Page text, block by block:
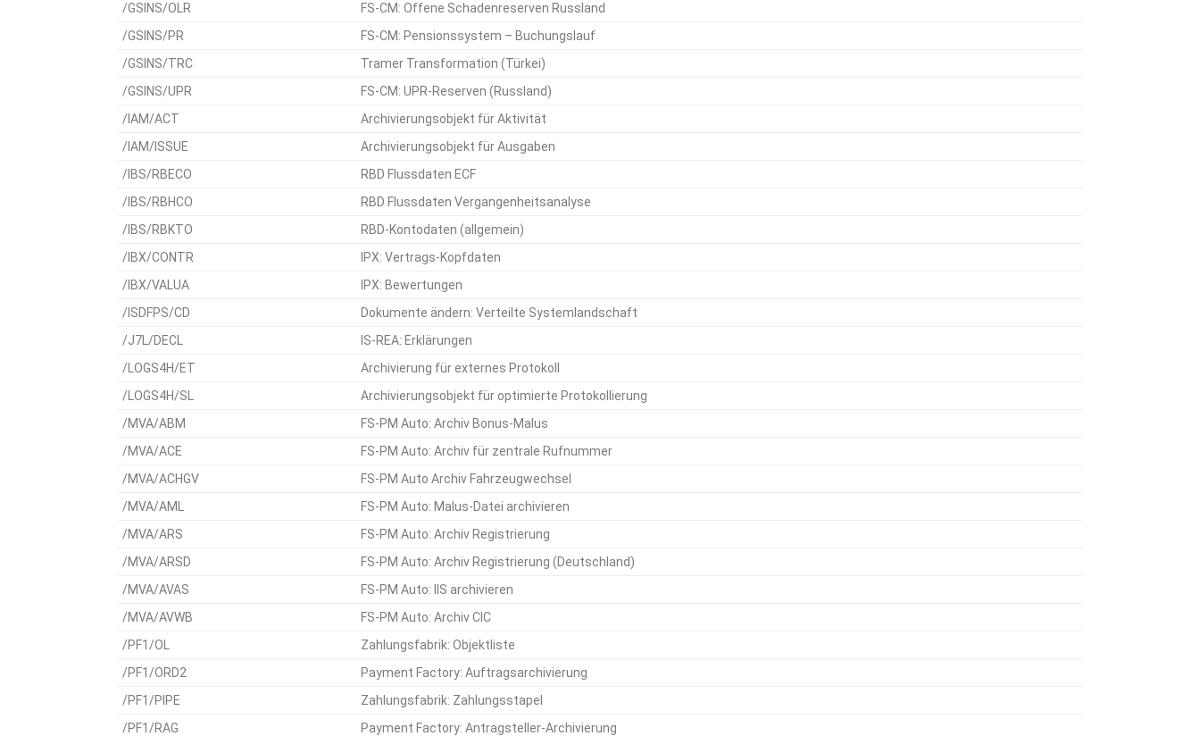
/GSINS/OLR
FS-CM: Offene Schadenreserven Russland
/GSINS/PR
FS-CM: Pensionssystem – Buchungslauf
/GSINS/TRC
Tramer Transformation (Türkei)
/GSINS/UPR
FS-CM: UPR-Reserven (Russland)
/IAM/ACT
Archivierungsobjekt für Aktivität
/IAM/ISSUE
Archivierungsobjekt für Ausgaben
/IBS/RBECO
RBD Flussdaten ECF
/IBS/RBHCO
RBD Flussdaten Vergangenheitsanalyse
/IBS/RBKTO
RBD-Kontodaten (allgemein)
/IBX/CONTR
IPX: Vertrags-Kopfdaten
/IBX/VALUA
IPX: Bewertungen
/ISDFPS/CD
Dokumente ändern: Verteilte Systemlandschaft
/J7L/DECL
IS-REA: Erklärungen
/LOGS4H/ET
Archivierung für externes Protokoll
/LOGS4H/SL
Archivierungsobjekt für optimierte Protokollierung
/MVA/ABM
FS-PM Auto: Archiv Bonus-Malus
/MVA/ACE
FS-PM Auto: Archiv für zentrale Rufnummer
/MVA/ACHGV
FS-PM Auto Archiv Fahrzeugwechsel
/MVA/AML
FS-PM Auto: Malus-Datei archivieren
/MVA/ARS
FS-PM Auto: Archiv Registrierung
/MVA/ARSD
FS-PM Auto: Archiv Registrierung (Deutschland)
/MVA/AVAS
FS-PM Auto: IIS archivieren
/MVA/AVWB
FS-PM Auto: Archiv CIC
/PF1/OL
Zahlungsfabrik: Objektliste
/PF1/ORD2
Payment Factory: Auftragsarchivierung
/PF1/PIPE
Zahlungsfabrik: Zahlungsstapel
/PF1/RAG
Payment Factory: Antragsteller-Archivierung